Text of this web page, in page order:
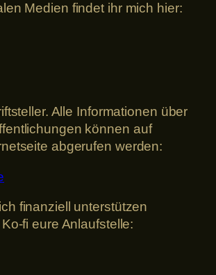
Medien findet ihr mich hier:
Alle Informationen über
können auf
abgerufen werden:
finanziell unterstützen
fi eure Anlaufstelle: